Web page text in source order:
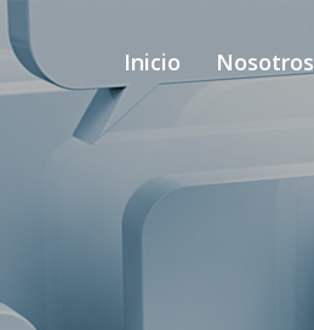
Inicio Nosotros